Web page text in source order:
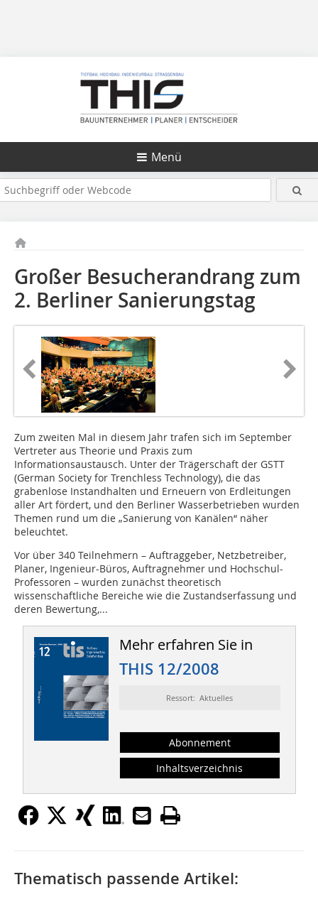
Menü
Großer Besucherandrang zum
2. Berliner Sanierungstag
Zum zweiten Mal in diesem Jahr trafen sich im September
Vertreter aus Theorie und Praxis zum
Informationsaustausch. Unter der Trägerschaft der GSTT
(German Society for Trenchless Technology), die das
grabenlose Instandhalten und Erneuern von Erdleitungen
aller Art fördert, und den Berliner Wasserbetrieben wurden
Themen rund um die „Sanierung von Kanälen“ näher
beleuchtet.
Vor über 340 Teilnehmern – Auftraggeber, Netzbetreiber,
Planer, Ingenieur-Büros, Auftragnehmer und Hochschul-
Professoren – wurden zunächst theoretisch
wissenschaftliche Bereiche wie die Zustandserfassung und
deren Bewertung,...
Mehr erfahren Sie in
THIS 12/2008
Ressort: Aktuelles
Abonnement
Inhaltsverzeichnis
Thematisch passende Artikel: